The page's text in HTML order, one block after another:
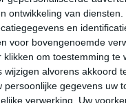
ontwikkeling van diensten.
en
voor bovengenoemde
klikken om toestemming
alvorens akkoord
persoonlijke gegevens uw
verwerking. Uw
dan zorgt dat voor niet
in Port de Sóller
7 graden. Het aantal